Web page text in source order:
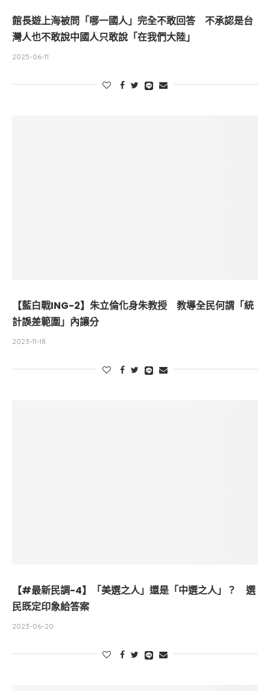
館長遊上海被問「哪一國人」完全不敢回答 不承認是台
灣人也不敢說中國人只敢說「在我們大陸」
2025-06-11
【藍白戰ING-2】朱立倫化身朱教授 教導全民何謂「統
計誤差範圍」內讓分
2023-11-18
【#最新民調-4】「美選之人」還是「中選之人」？ 選
民既定印象給答案
2023-06-20